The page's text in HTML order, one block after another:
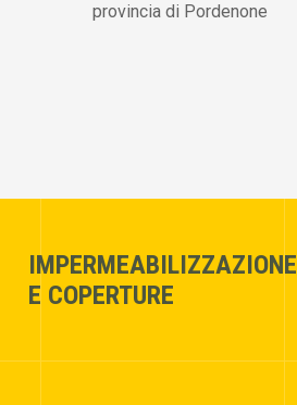
provincia di Pordenone
IMPERMEABILIZZAZIONE
E COPERTURE